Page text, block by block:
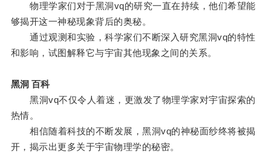
物理学家们对于黑洞vq的研究一直在持续，他们希望能
够揭开这一神秘现象背后的奥秘。
通过观测和实验，科学家们不断深入研究黑洞vq的特性
和影响，试图解释它与宇宙其他现象之间的关系。
黑洞 百科
黑洞vq不仅令人着迷，更激发了物理学家对宇宙探索的
热情。
相信随着科技的不断发展，黑洞vq的神秘面纱终将被揭
开，揭示出更多关于宇宙物理学的秘密。